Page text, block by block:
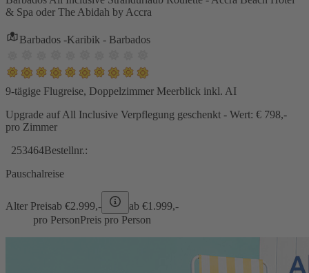
& Spa oder The Abidah by Accra
Barbados -Karibik - Barbados
9-tägige Flugreise, Doppelzimmer Meerblick inkl. AI
Upgrade auf All Inclusive Verpflegung geschenkt - Wert: € 798,-
pro Zimmer
253464Bestellnr.:
Pauschalreise
Alter Preisab €2.999,- ab €1.999,-
pro PersonPreis pro Person